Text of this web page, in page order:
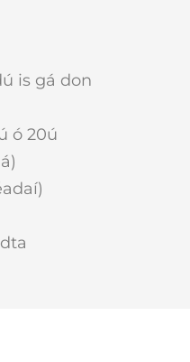
is gá don
ó 20ú